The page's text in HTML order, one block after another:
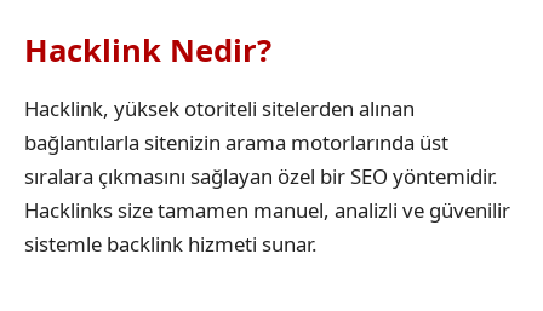
Hacklink Nedir?
Hacklink, yüksek otoriteli sitelerden alınan
bağlantılarla sitenizin arama motorlarında üst
sıralara çıkmasını sağlayan özel bir SEO yöntemidir.
Hacklinks size tamamen manuel, analizli ve güvenilir
sistemle backlink hizmeti sunar.